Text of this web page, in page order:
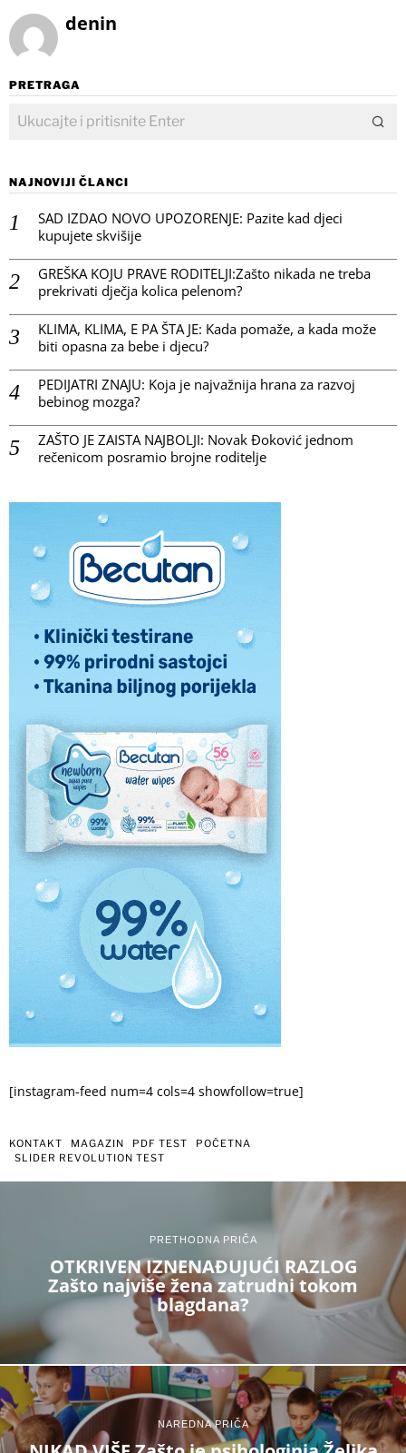
denin
PRETRAGA
NAJNOVIJI ČLANCI
SAD IZDAO NOVO UPOZORENJE: Pazite kad djeci
kupujete skvišije
GREŠKA KOJU PRAVE RODITELJI:Zašto nikada ne treba
prekrivati dječja kolica pelenom?
KLIMA, KLIMA, E PA ŠTA JE: Kada pomaže, a kada može
biti opasna za bebe i djecu?
PEDIJATRI ZNAJU: Koja je najvažnija hrana za razvoj
bebinog mozga?
ZAŠTO JE ZAISTA NAJBOLJI: Novak Đoković jednom
rečenicom posramio brojne roditelje
[instagram-feed num=4 cols=4 showfollow=true]
KONTAKT MAGAZIN PDF TEST
POČETNA
SLIDER REVOLUTION TEST
PRETHODNA PRIČA
OTKRIVEN IZNENAĐUJUĆI RAZLOG
Zašto najviše žena zatrudni tokom
blagdana?
NAREDNA PRIČA